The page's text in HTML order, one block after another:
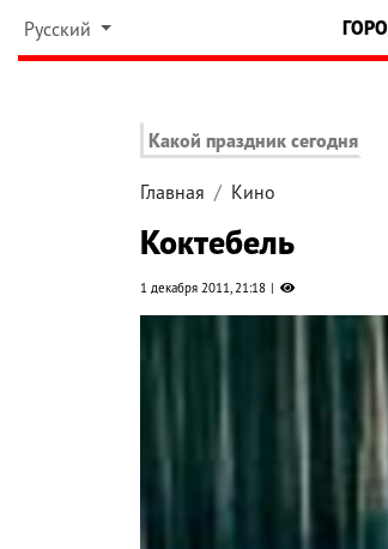
Русский
Какой праздник сегодня
Главная Кино
Коктебель
1 декабря 2011, 21:18